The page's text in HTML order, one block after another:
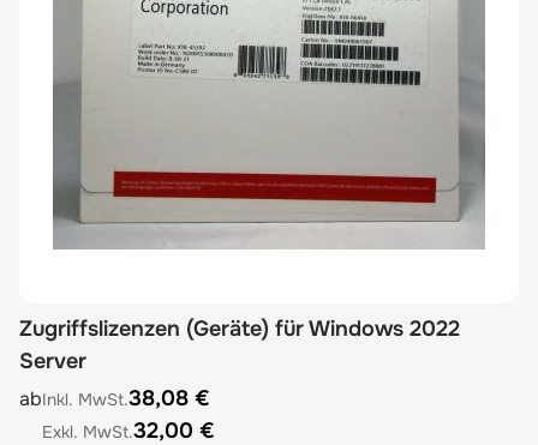
Zugriffslizenzen (Geräte) für Windows 2022
Server
The price depends on the options chosen on the product
ab
38,08 €
32,00 €